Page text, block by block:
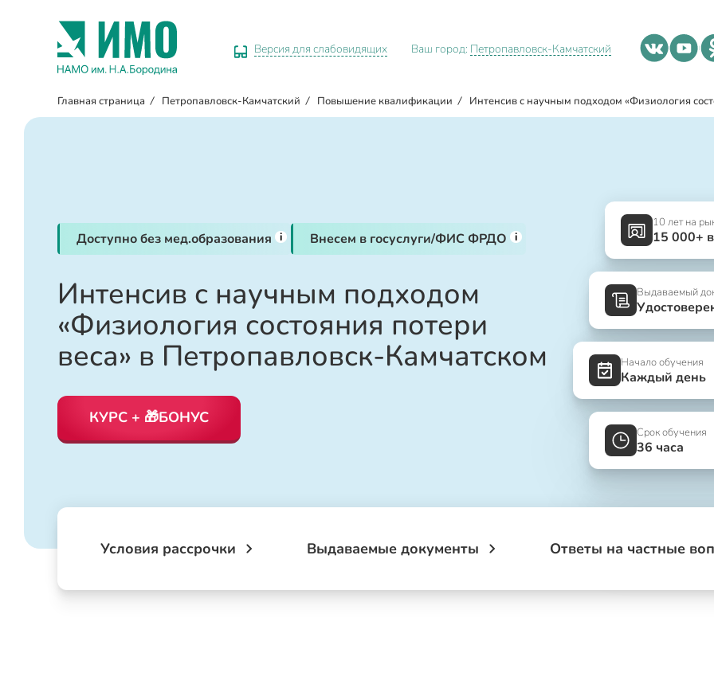
Версия для слабовидящих Ваш город: Петропавловск-Камчатский
Главная страница / Петропавловск-Камчатский / Повышение квалификации / Интенсив с научным подходом «Физиология
Доступно без мед.образования i Внесем в госуслуги/ФИС ФРДО i
Интенсив с научным подходом
«Физиология состояния потери
веса» в Петропавловск-Камчатском
КУРС + 🎁БОНУС
10 лет на
15 000+
Выдаваемый
Начало обучения
Каждый день
Срок обучения
36 часа
Условия рассрочки Выдаваемые документы Ответы на частные